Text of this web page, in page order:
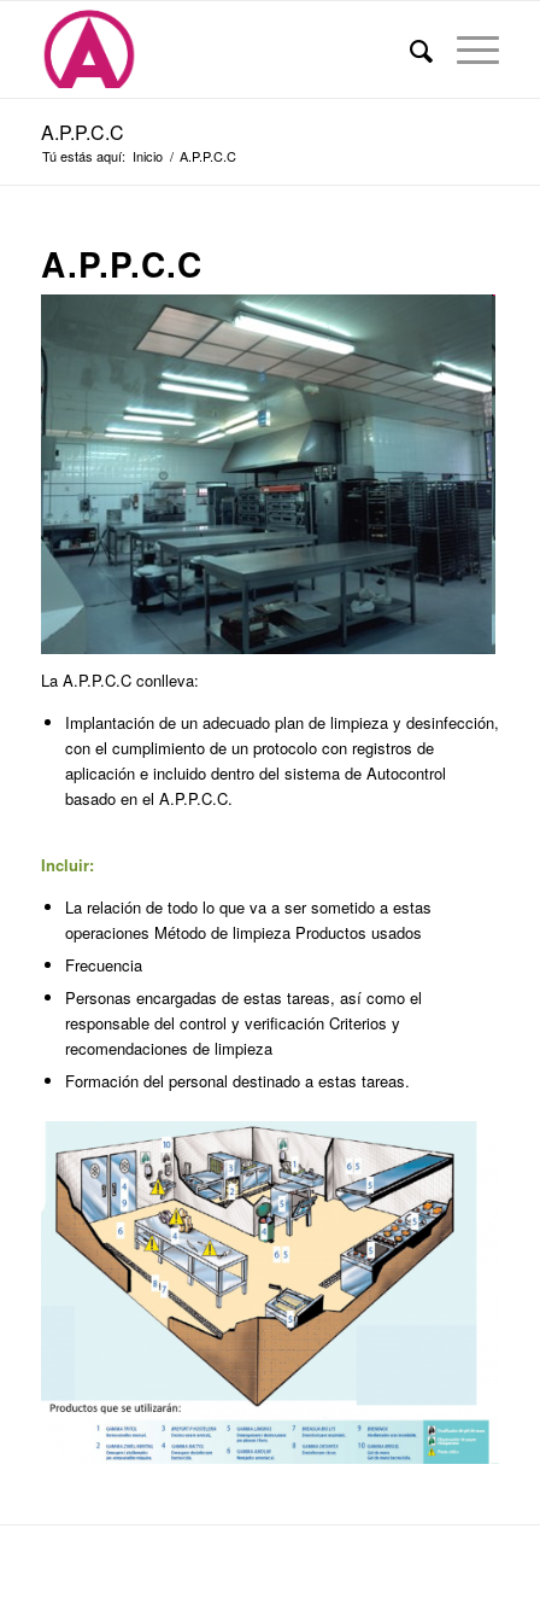
A.P.P.C.C
Tú estás aquí: Inicio / A.P.P.C.C
A.P.P.C.C
La A.P.P.C.C conlleva:
Implantación de un adecuado plan de limpieza y desinfección,
con el cumplimiento de un protocolo con registros de
aplicación e incluido dentro del sistema de Autocontrol
basado en el A.P.P.C.C.
Incluir:
La relación de todo lo que va a ser sometido a estas
operaciones Método de limpieza Productos usados
Frecuencia
Personas encargadas de estas tareas, así como el
responsable del control y verificación Criterios y
recomendaciones de limpieza
Formación del personal destinado a estas tareas.